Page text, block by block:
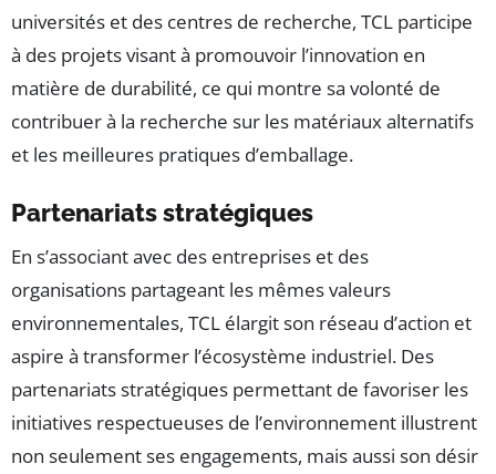
universités et des centres de recherche, TCL participe
à des projets visant à promouvoir l’innovation en
matière de durabilité, ce qui montre sa volonté de
contribuer à la recherche sur les matériaux alternatifs
et les meilleures pratiques d’emballage.
Partenariats stratégiques
En s’associant avec des entreprises et des
organisations partageant les mêmes valeurs
environnementales, TCL élargit son réseau d’action et
aspire à transformer l’écosystème industriel. Des
partenariats stratégiques permettant de favoriser les
initiatives respectueuses de l’environnement illustrent
non seulement ses engagements, mais aussi son désir